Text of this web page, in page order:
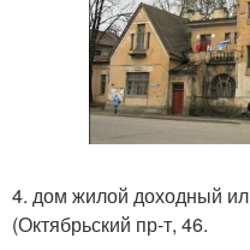
4. дом жилой доходный
(Октябрьский пр-т, 46.